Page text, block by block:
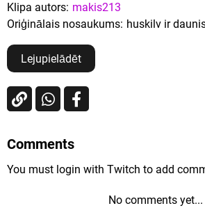
Klipa autors: makis213
Oriģinālais nosaukums: huskilv ir
Lejupielādēt
Comments
You must login with Twitch to add
No comments yet...